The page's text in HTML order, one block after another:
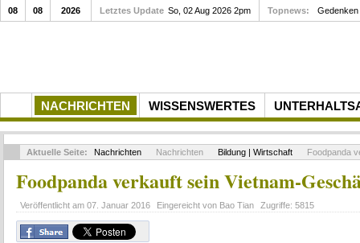
NACHRICHTEN WISSENSWERTES
08 08 2026 Letztes Update So, 02 Aug 2026 2pm Topnews: Gedenken
Aktuelle Seite: Nachrichten Nachrichten Bildung | Wirtschaft Foodpanda
Foodpanda verkauft sein Vietnam-
Veröffentlicht am 07. Januar 2016 Eingereicht von Bao Tian Zugriffe: 5815